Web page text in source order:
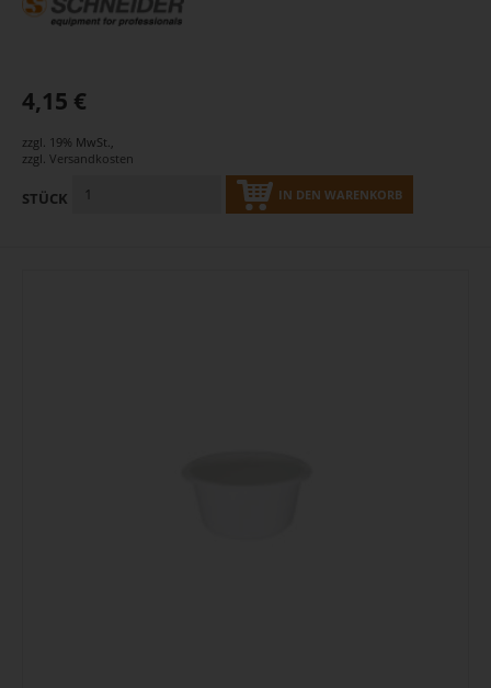
4,15 €
zzgl. 19% MwSt.
zzgl. Versandkosten
STÜCK IN DEN WARENKORB